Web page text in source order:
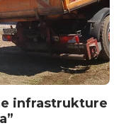
infrastrukture